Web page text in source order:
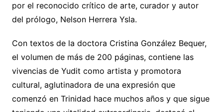
por el reconocido crítico de arte, curador y autor
del prólogo, Nelson Herrera Ysla.
Con textos de la doctora Cristina González Bequer,
el volumen de más de 200 páginas, contiene las
vivencias de Yudit como artista y promotora
cultural, aglutinadora de una expresión que
comenzó en Trinidad hace muchos años y que sigue